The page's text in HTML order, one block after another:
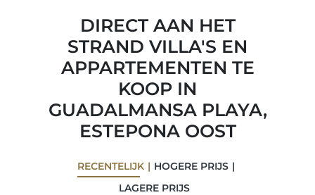
DIRECT AAN HET
STRAND VILLA'S EN
APPARTEMENTEN TE
KOOP IN
GUADALMANSA PLAYA,
ESTEPONA OOST
RECENTELIJK
HOGERE PRIJS
LAGERE PRIJS